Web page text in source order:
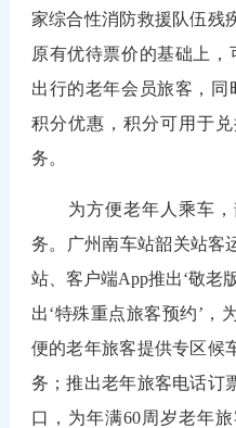
家综合性消防救援队伍残
原有优待票价的基础上
出行的老年会员旅客，
积分优惠，积分可用于
务。
为方便老年人乘车，
务。广州南车站韶关站客
站、客户端App推出‘敬老
出‘特殊重点旅客预约’，
便的老年旅客提供专区候
务；推出老年旅客电话订
口，为年满60周岁老年